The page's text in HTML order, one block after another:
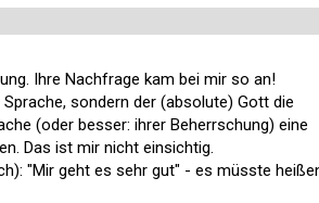
Ihre Nachfrage kam bei mir so an!
sondern der (absolute) Gott die
(oder besser: ihrer Beherrschung) eine
Das ist mir nicht einsichtig.
"Mir geht es sehr gut" - es müsste